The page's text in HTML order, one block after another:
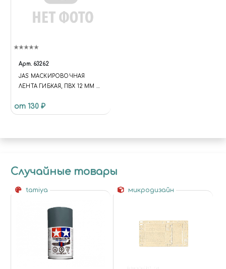
Арт. 63262
JAS МАСКИРОВОЧНАЯ
ЛЕНТА ГИБКАЯ, ПВХ 12 ММ Х
от 130 ₽
Случайные товары
tamiya микродизайн